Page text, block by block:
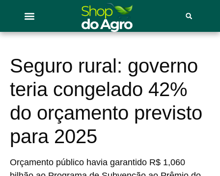
Seguro rural: governo
teria congelado 42%
do orçamento previsto
para 2025
Orçamento público havia garantido R$ 1,060